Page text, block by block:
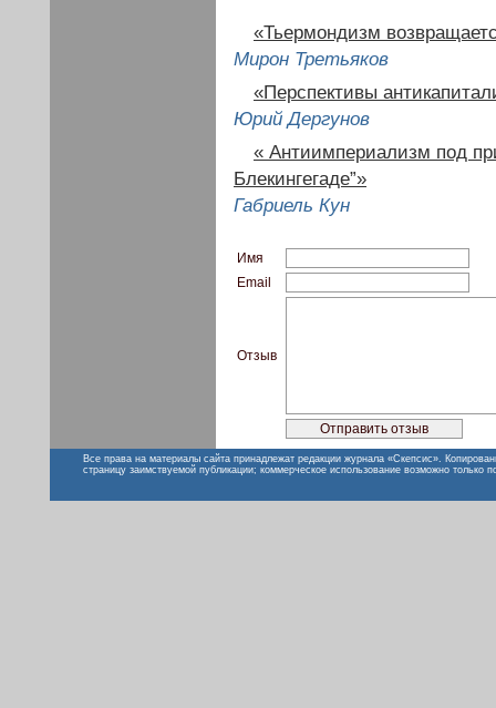
«Тьермондизм
Мирон Третьяков
«Перспективы
Юрий Дергунов
« Антиимпериализм под
Блекингегаде”»
Габриель Кун
Имя
Email
Отзыв
Все права на материалы сайта принадлежат редакции журнала «Скепсис».
страницу заимствуемой публикации; коммерческое использование возможно только